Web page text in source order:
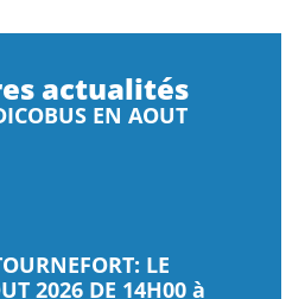
actualités
EN AOUT
LE
2026 DE 14H00 à